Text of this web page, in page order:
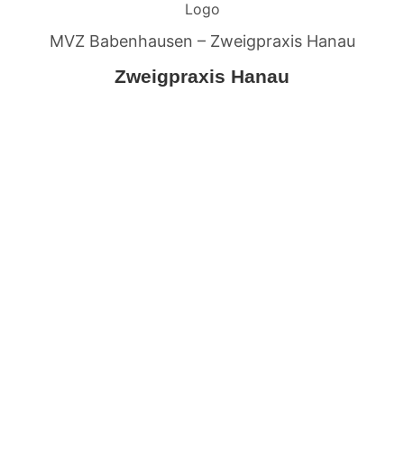
MVZ Babenhausen – Zweigpraxis Hanau
Zweigpraxis Hanau